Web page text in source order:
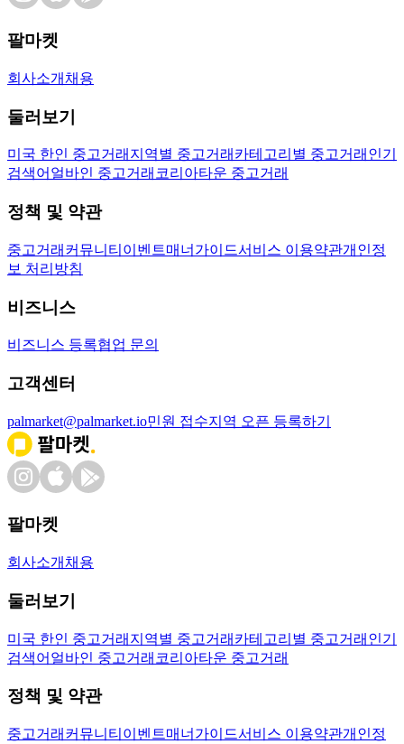
팔마켓
회사소개 채용
둘러보기
미국 한인 중고거래 지역별 중고거래 카테고리별 중고거래 인기
검색어 얼바인 중고거래 코리아타운 중고거래
정책 및 약관
중고거래 커뮤니티 이벤트매너가이드서비스 이용약관개인정
보 처리방침
비즈니스
비즈니스 등록협업 문의
고객센터
palmarket@palmarket.io민원 접수지역 오픈 등록하기
팔마켓
회사소개 채용
둘러보기
미국 한인 중고거래 지역별 중고거래 카테고리별 중고거래 인기
검색어 얼바인 중고거래 코리아타운 중고거래
정책 및 약관
중고거래 커뮤니티 이벤트매너가이드서비스 이용약관개인정